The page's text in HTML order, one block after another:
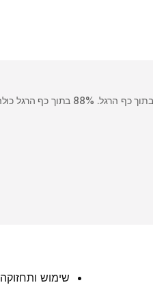
שימוש ותחזוקה